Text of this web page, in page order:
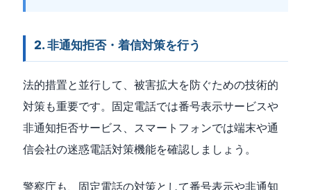
2. 非通知拒否・着信対策を行う
法的措置と並行して、被害拡大を防ぐための技術的
対策も重要です。固定電話では番号表示サービスや
非通知拒否サービス、スマートフォンでは端末や通
信会社の迷惑電話対策機能を確認しましょう。
警察庁も、固定電話の対策として番号表示や非通知